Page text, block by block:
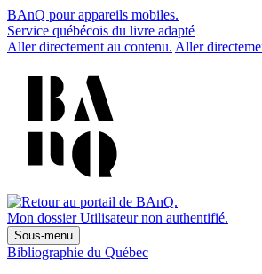
BAnQ pour appareils mobiles.
Service québécois du livre adapté
Aller directement au contenu. Aller
Mon dossier Utilisateur non authentifié.
Sous-menu
Bibliographie du Québec